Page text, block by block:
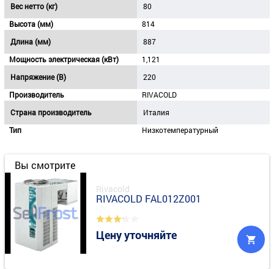
Вес нетто (кг)
80
Высота (мм)
814
Длина (мм)
887
Мощность электрическая (кВт)
1,121
Напряжение (В)
220
Производитель
RIVACOLD
Страна производитель
Италия
Тип
Низкотемпературный
Вы смотрите
Rivacold
RIVACOLD FAL012Z001
Цену уточняйте